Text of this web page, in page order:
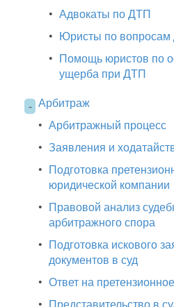
• Адвокаты по ДТП
• Юристы по
• Помощь юристов по
ущерба при ДТП
- Арбитраж
• Арбитражный процесс
• Заявления и
• Подготовка
юридической компании
• Правовой анализ
арбитражного спора
• Подготовка искового
документов в суд
• Ответ на